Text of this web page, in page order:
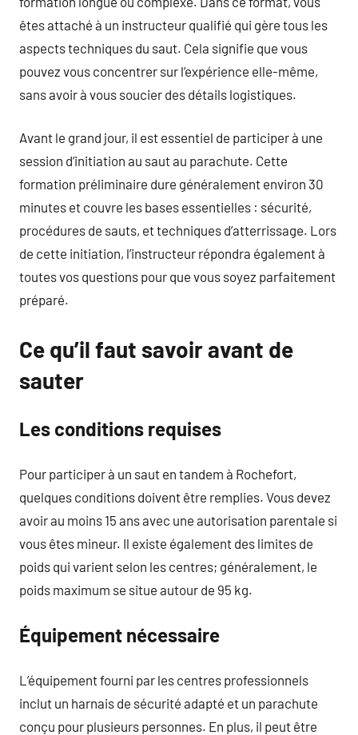
êtes attaché à un instructeur qualifié qui gère tous les
aspects techniques du saut. Cela signifie que vous
pouvez vous concentrer sur l’expérience elle-même,
sans avoir à vous soucier des détails logistiques.
Avant le grand jour, il est essentiel de participer à une
session d’initiation au saut au parachute. Cette
formation préliminaire dure généralement environ 30
minutes et couvre les bases essentielles : sécurité,
procédures de sauts, et techniques d’atterrissage. Lors
de cette initiation, l’instructeur répondra également à
toutes vos questions pour que vous soyez parfaitement
préparé.
Ce qu’il faut savoir avant de
sauter
Les conditions requises
Pour participer à un saut en tandem à Rochefort,
quelques conditions doivent être remplies. Vous devez
avoir au moins 15 ans avec une autorisation parentale si
vous êtes mineur. Il existe également des limites de
poids qui varient selon les centres; généralement, le
poids maximum se situe autour de 95 kg.
Équipement nécessaire
L’équipement fourni par les centres professionnels
inclut un harnais de sécurité adapté et un parachute
conçu pour plusieurs personnes. En plus, il peut être